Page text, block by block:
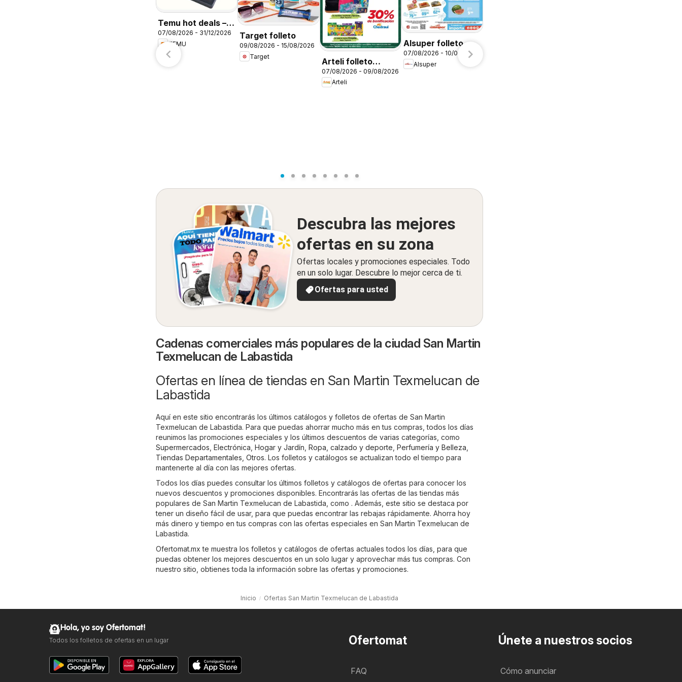
Temu hot deals –
Mexico
07/08/2026 - 31/12/2026
TEMU
Target folleto
09/08/2026 - 15/08/2026
Target
Arteli folleto
Regreso a clases
07/08/2026 - 09/08/2026
Arteli
Alsuper folleto
07/08/2026 - 10/08/2026
Alsuper
Descubra las mejores
ofertas en su zona
Ofertas locales y promociones especiales. Todo
en un solo lugar. Descubre lo mejor cerca de ti.
Ofertas para usted
Cadenas comerciales más populares de la ciudad San Martin
Texmelucan de Labastida
Ofertas en línea de tiendas en San Martin Texmelucan de
Labastida
Aquí en este sitio encontrarás los últimos catálogos y folletos de ofertas de San Martin
Texmelucan de Labastida. Para que puedas ahorrar mucho más en tus compras, todos los días
reunimos las promociones especiales y los últimos descuentos de varias categorías, como
Supermercados Electrónica Hogar y Jardín Ropa, calzado y deporte Perfumería y Belleza
Tiendas Departamentales Otros. Los folletos y catálogos se actualizan todo el tiempo para
mantenerte al día con las mejores ofertas.
Todos los días puedes consultar los últimos folletos y catálogos de ofertas para conocer los
nuevos descuentos y promociones disponibles. Encontrarás las ofertas de las tiendas más
populares de San Martin Texmelucan de Labastida, como . Además, este sitio se destaca por
tener un diseño fácil de usar, para que puedas encontrar las rebajas rápidamente. Ahorra hoy
más dinero y tiempo en tus compras con las ofertas especiales en San Martin Texmelucan de
Labastida.
Ofertomat.mx te muestra los folletos y catálogos de ofertas actuales todos los días, para que
puedas obtener los mejores descuentos en un solo lugar y aprovechar más tus compras. Con
nuestro sitio, obtienes toda la información sobre las ofertas y promociones.
Inicio Ofertas San Martin Texmelucan de Labastida
Ofertomat
FAQ
Únete a nuestros socios
Cómo anunciar
Hola, yo soy Ofertomat!
Todos los folletos de ofertas en un lugar